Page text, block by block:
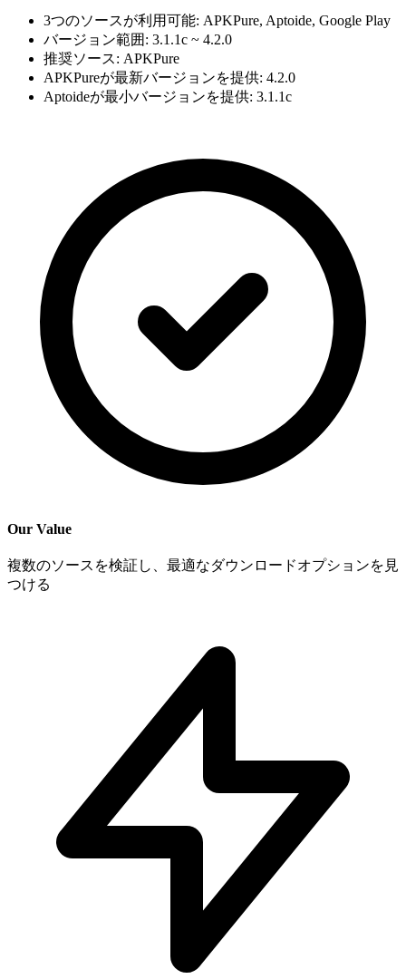
3つのソースが利用可能: APKPure, Aptoide, Google Play
バージョン範囲: 3.1.1c ~ 4.2.0
推奨ソース: APKPure
APKPureが最新バージョンを提供: 4.2.0
Aptoideが最小バージョンを提供: 3.1.1c
Our Value
複数のソースを検証し、最適なダウンロードオプションを見
つける